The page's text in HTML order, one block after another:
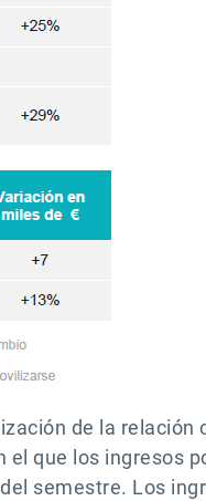
de la
que los ingresos
semestre. Los